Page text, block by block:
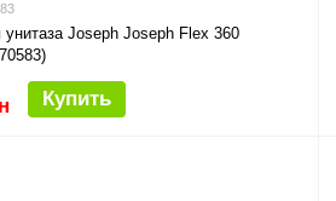
Joseph Joseph Flex 360
Купить